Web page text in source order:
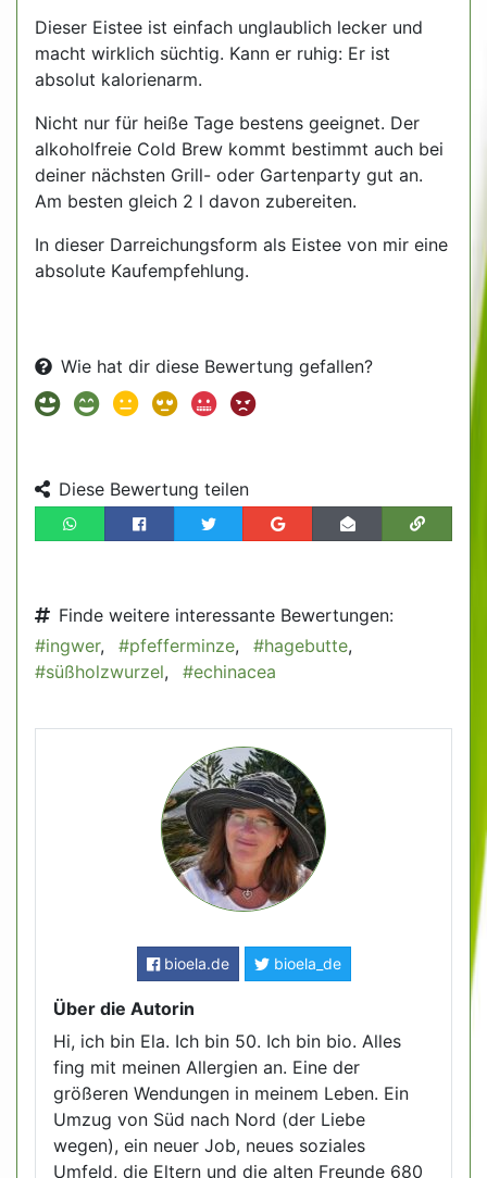
Dieser Eistee ist einfach unglaublich lecker und
macht wirklich süchtig. Kann er ruhig: Er ist
absolut kalorienarm.
Nicht nur für heiße Tage bestens geeignet. Der
alkoholfreie Cold Brew kommt bestimmt auch bei
deiner nächsten Grill- oder Gartenparty gut an.
Am besten gleich 2 l davon zubereiten.
In dieser Darreichungsform als Eistee von mir eine
absolute Kaufempfehlung.
Wie hat dir diese Bewertung gefallen?
Diese Bewertung teilen
Finde weitere interessante Bewertungen:
#ingwer, #pfefferminze, #hagebutte,
#süßholzwurzel, #echinacea
bioela.de bioela_de
Über die Autorin
Hi, ich bin Ela. Ich bin 50. Ich bin bio. Alles
fing mit meinen Allergien an. Eine der
größeren Wendungen in meinem Leben. Ein
Umzug von Süd nach Nord (der Liebe
wegen), ein neuer Job, neues soziales
Umfeld, die Eltern und die alten Freunde 680